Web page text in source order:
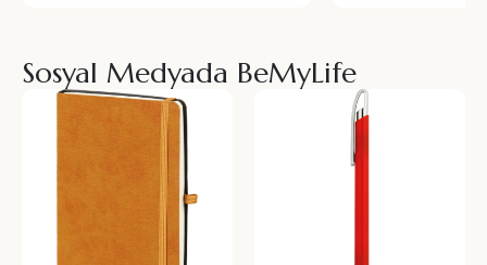
Sosyal Medyada BeMyLife